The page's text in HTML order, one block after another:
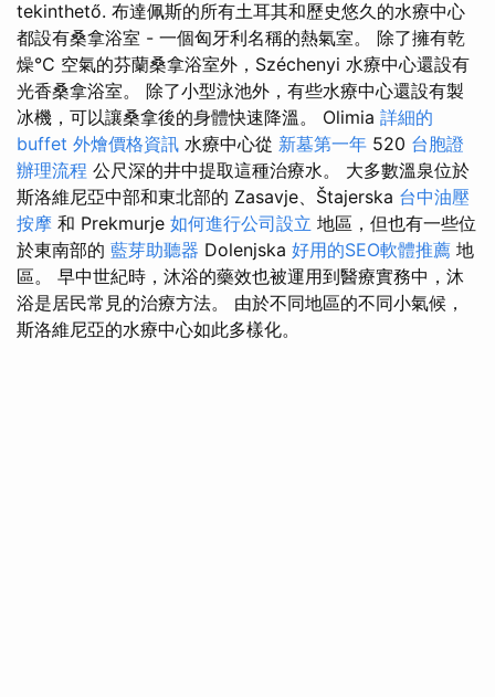
tekinthető. 布達佩斯的所有土耳其和歷史悠久的水療中心
都設有桑拿浴室 - 一個匈牙利名稱的熱氣室。 除了擁有乾
燥°C 空氣的芬蘭桑拿浴室外，Széchenyi 水療中心還設有
光香桑拿浴室。 除了小型泳池外，有些水療中心還設有製
冰機，可以讓桑拿後的身體快速降溫。 Olimia 詳細的
buffet 外燴價格資訊 水療中心從 新墓第一年 520 台胞證
辦理流程 公尺深的井中提取這種治療水。 大多數溫泉位於
斯洛維尼亞中部和東北部的 Zasavje、Štajerska 台中油壓
按摩 和 Prekmurje 如何進行公司設立 地區，但也有一些位
於東南部的 藍芽助聽器 Dolenjska 好用的SEO軟體推薦 地
區。 早中世紀時，沐浴的藥效也被運用到醫療實務中，沐
浴是居民常見的治療方法。 由於不同地區的不同小氣候，
斯洛維尼亞的水療中心如此多樣化。